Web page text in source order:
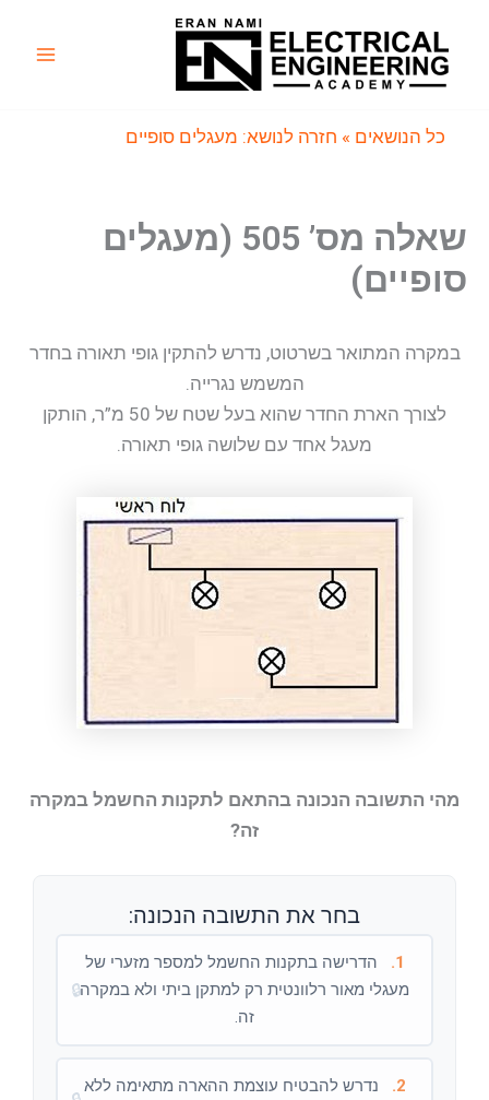
כל הנושאים » חזרה לנושא: מעגלים סופיים
שאלה מס’ 505 (מעגלים
סופיים)
במקרה המתואר בשרטוט, נדרש להתקין גופי תאורה בחדר
המשמש נגרייה.
לצורך הארת החדר שהוא בעל שטח של 50 מ”ר, הותקן
מעגל אחד עם שלושה גופי תאורה.
מהי התשובה הנכונה בהתאם לתקנות החשמל במקרה
זה?
בחר את התשובה הנכונה:
1.
הדרישה בתקנות החשמל למספר מזערי של
מעגלי מאור רלוונטית רק למתקן ביתי ולא במקרה
זה.
🔒
2.
נדרש להבטיח עוצמת ההארה מתאימה ללא